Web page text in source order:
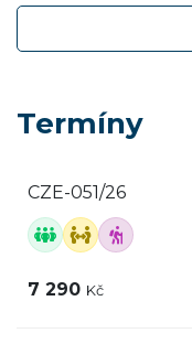
Termíny
CZE-051/26
7 290 Kč